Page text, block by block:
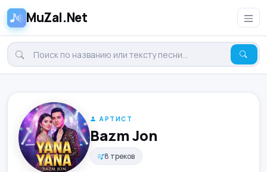
MuZal.Net
АРТИСТ
Bazm Jon
8 треков